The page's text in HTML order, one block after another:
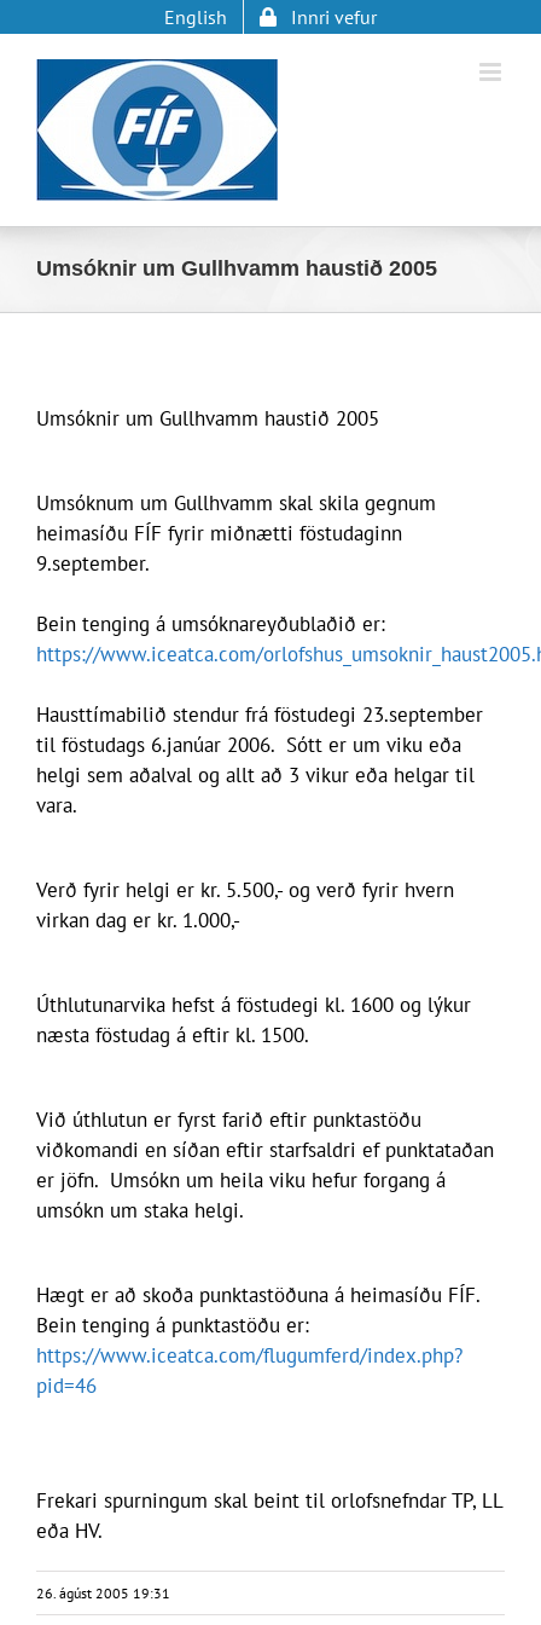
English Innri vefur
Umsóknir um Gullhvamm haustið 2005
Umsóknir um Gullhvamm haustið 2005
Umsóknum um Gullhvamm skal skila gegnum
heimasíðu FÍF fyrir miðnætti föstudaginn
9.september.
Bein tenging á umsóknareyðublaðið er:
https://www.iceatca.com/
Hausttímabilið stendur frá föstudegi 23.september
til föstudags 6.janúar 2006. Sótt er um viku eða
helgi sem aðalval og allt að 3 vikur eða helgar til
vara.
Verð fyrir helgi er kr. 5.500,- og verð fyrir hvern
virkan dag er kr. 1.000,-
Úthlutunarvika hefst á föstudegi kl. 1600 og lýkur
næsta föstudag á eftir kl. 1500.
Við úthlutun er fyrst farið eftir punktastöðu
viðkomandi en síðan eftir starfsaldri ef punktataðan
er jöfn. Umsókn um heila viku hefur forgang á
umsókn um staka helgi.
Hægt er að skoða punktastöðuna á heimasíðu FÍF.
Bein tenging á punktastöðu er:
https://www.iceatca.com/flugumferd/index.php?
pid=46
Frekari spurningum skal beint til orlofsnefndar TP, LL
eða HV.
26. ágúst 2005 19:31